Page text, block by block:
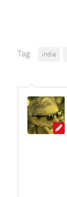
Tag: indie